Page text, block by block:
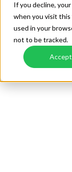
If you decline,
when you visit
used in your
not to be tracked.
Accept